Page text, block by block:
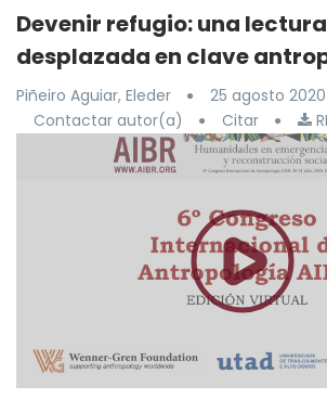
Devenir refugio: una
desplazada en clave
Piñeiro Aguiar, Eleder
25 agosto 2020
Contactar autor(a)
Citar